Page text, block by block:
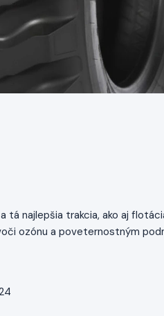
tá najlepšia trakcia, ako aj
ozónu a poveternostným